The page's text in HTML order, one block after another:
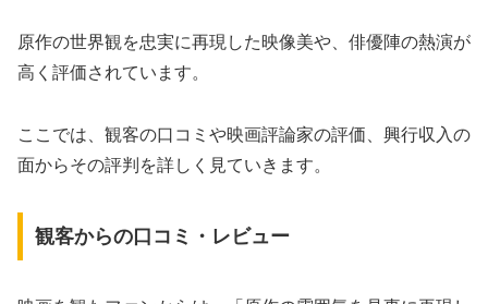
原作の世界観を忠実に再現した映像美や、俳優陣の熱演が
高く評価されています。
ここでは、観客の口コミや映画評論家の評価、興行収入の
面からその評判を詳しく見ていきます。
観客からの口コミ・レビュー